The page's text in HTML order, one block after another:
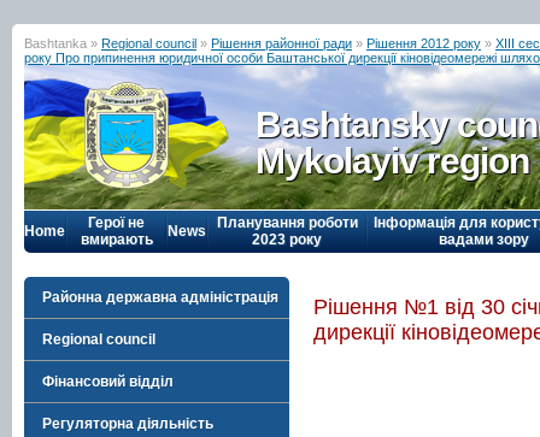
Bashtanka » Regional council » Рішення районної ради » Рішення 2012 року » ХІІІ
року Про припинення юридичної особи Баштанської дирекції кіновідеомережі шляхом
Bashtansky
Mykolayiv region
Home
Герої не
вмирають
News
Планування роботи
2023 року
Інформація для
вадами зору
Районна державна адміністрація
Regional council
Фінансовий відділ
Регуляторна діяльність
Рішення №1 від 30
дирекції